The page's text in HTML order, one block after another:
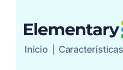
Inicio Características